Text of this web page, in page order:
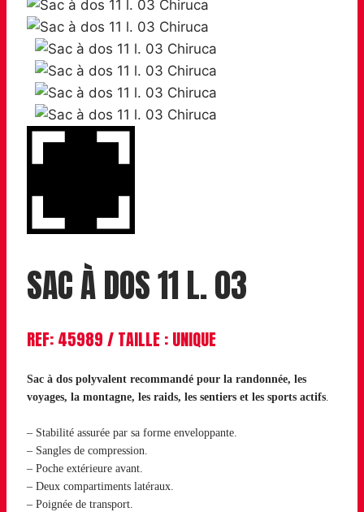
SAC À DOS 11 L. 03
REF: 45989 / TAILLE : UNIQUE
Sac à dos polyvalent recommandé pour la randonnée, les
voyages, la montagne, les raids, les sentiers et les sports actifs.
– Stabilité assurée par sa forme enveloppante.
– Sangles de compression.
– Poche extérieure avant.
– Deux compartiments latéraux.
– Poignée de transport.